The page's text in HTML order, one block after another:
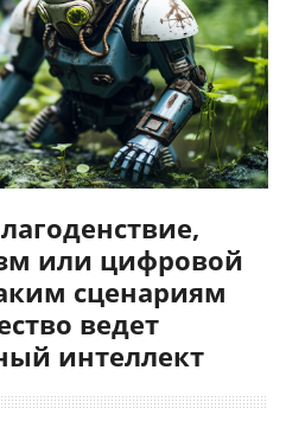
или цифровой
сценариям
ведет
интеллект